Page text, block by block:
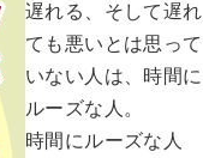
遅れる、そして遅れ
ても悪いとは思って
いない人は、時間に
ルーズな人。
時間にルーズな人